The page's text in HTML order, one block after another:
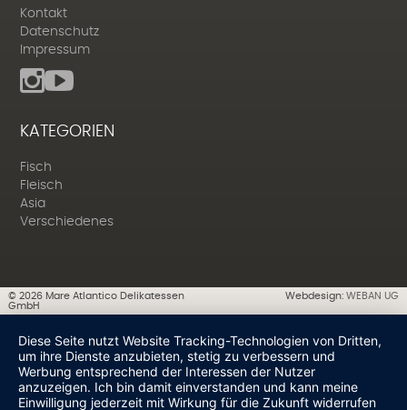
Kontakt
Datenschutz
Impressum
KATEGORIEN
Fisch
Fleisch
Asia
Verschiedenes
© 2026Mare Atlantico Delikatessen
GmbH
Webdesign:WEBAN UG
Diese Seite nutzt Website Tracking-Technologien von Dritten,
um ihre Dienste anzubieten, stetig zu verbessern und
Werbung entsprechend der Interessen der Nutzer
anzuzeigen. Ich bin damit einverstanden und kann meine
Einwilligung jederzeit mit Wirkung für die Zukunft widerrufen